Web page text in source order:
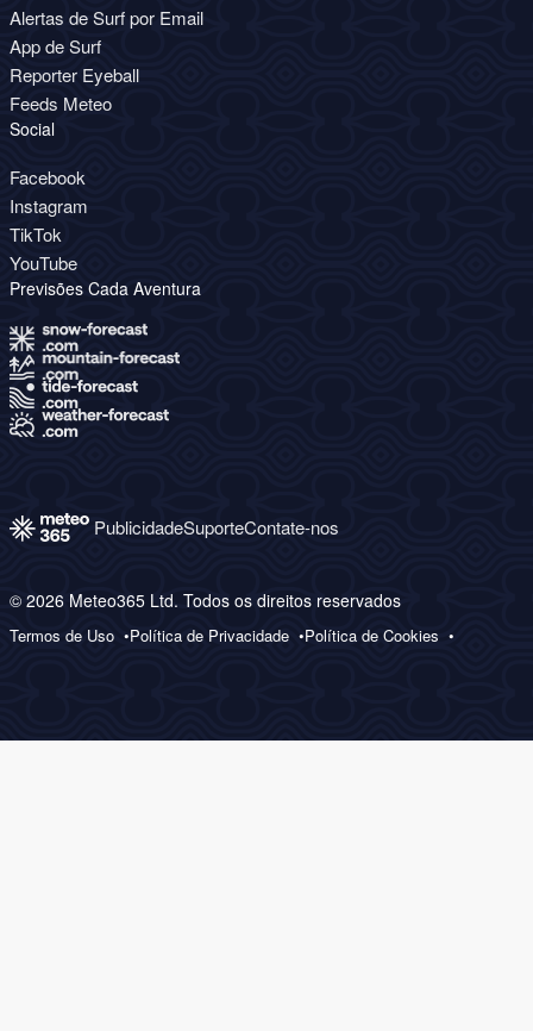
Alertas de Surf por Email
App de Surf
Reporter Eyeball
Feeds Meteo
Social
Facebook
Instagram
TikTok
YouTube
Previsões Cada Aventura
PublicidadeSuporteContate-nos
© 2026 Meteo365 Ltd. Todos os direitos reservados
Termos de Uso Política de Privacidade Política de Cookies